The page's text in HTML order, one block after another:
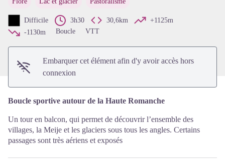
Voir l'image en plein écran
Difficile 3h30 30,6km
+1125m
-1130m
Boucle VTT
Embarquer cet élément afin d'y avoir accès hors
connexion
Boucle sportive autour de la Haute Romanche
Un tour en balcon, qui permet de découvrir l’ensemble des
villages, la Meije et les glaciers sous tous les angles. Certains
passages sont très aériens et exposés